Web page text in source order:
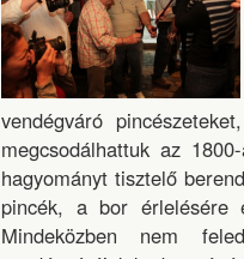
vendégváró
megcsodálhattuk az
hagyományt tisztelő
pincék, a bor érlelésére
Mindeközben nem